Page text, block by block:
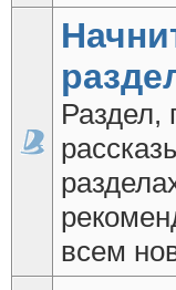
Раздел,
всем